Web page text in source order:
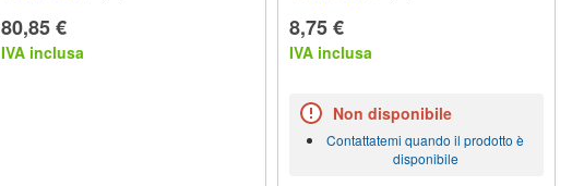
80,85 €
IVA inclusa
8,75 €
IVA inclusa
Non disponibile
Contattatemi quando il prodotto è
disponibile